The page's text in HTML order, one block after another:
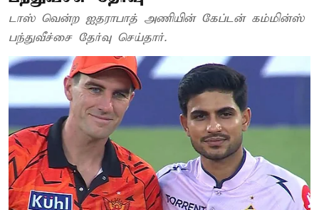
டாஸ் வென்ற ஐதராபாத் அணியின் கேப்டன் கம்மின்ஸ்
பந்துவீச்சை தேர்வு செய்தார்.